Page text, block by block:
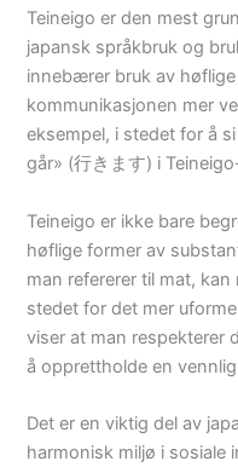
Teineigo er den mest
japansk språkbruk og
innebærer bruk av
kommunikasjonen mer
eksempel, i stedet for å
går» (行きます) i
Teineigo er ikke bare
høflige former av
man refererer til mat,
stedet for det mer
viser at man respekterer
å opprettholde en
Det er en viktig del av
harmonisk miljø i sosiale